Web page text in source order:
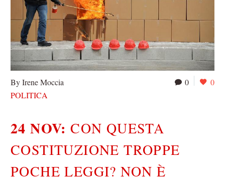
0 0
By Irene Moccia
POLITICA
24 NOV:CON QUESTA
COSTITUZIONE TROPPE
POCHE LEGGI? NON È